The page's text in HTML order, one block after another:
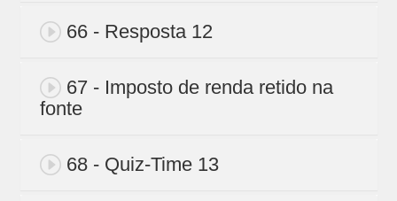
66 - Resposta 12
67 - Imposto de renda retido na
fonte
68 - Quiz-Time 13